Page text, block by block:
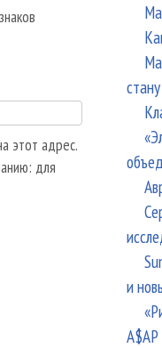
этот адрес.
для
и
A$AP